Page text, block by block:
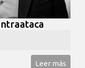
Leer más